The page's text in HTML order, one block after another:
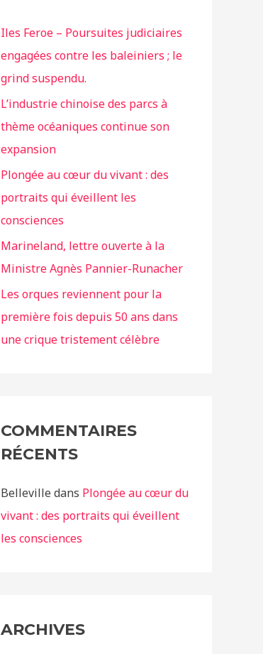
Iles Feroe – Poursuites judiciaires
engagées contre les baleiniers ; le
grind suspendu.
L’industrie chinoise des parcs à
thème océaniques continue son
expansion
Plongée au cœur du vivant : des
portraits qui éveillent les
consciences
Marineland, lettre ouverte à la
Ministre Agnès Pannier-Runacher
Les orques reviennent pour la
première fois depuis 50 ans dans
une crique tristement célèbre
COMMENTAIRES
RÉCENTS
Belleville dans Plongée au cœur du
vivant : des portraits qui éveillent
les consciences
ARCHIVES